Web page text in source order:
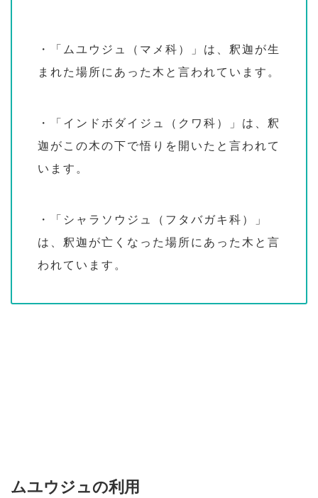
・「ムユウジュ（マメ科）」は、釈迦が生
まれた場所にあった木と言われています。
・「インドボダイジュ（クワ科）」は、釈
迦がこの木の下で悟りを開いたと言われて
います。
・「シャラソウジュ（フタバガキ科）」
は、釈迦が亡くなった場所にあった木と言
われています。
ムユウジュの利用